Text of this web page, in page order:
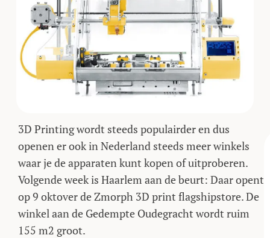
3D Printing wordt steeds populairder en dus
openen er ook in Nederland steeds meer winkels
waar je de apparaten kunt kopen of uitproberen.
Volgende week is Haarlem aan de beurt: Daar opent
op 9 oktover de Zmorph 3D print flagshipstore. De
winkel aan de Gedempte Oudegracht wordt ruim
155 m2 groot.